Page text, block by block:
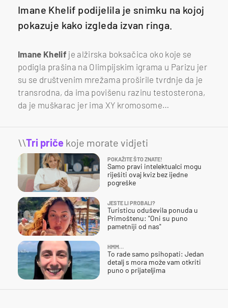
Imane Khelif podijelila je snimku na kojoj
pokazuje kako izgleda izvan ringa.
Imane Khelif je alžirska boksačica oko koje se
podigla prašina na Olimpijskim igrama u Parizu jer
su se društvenim mrežama proširile tvrdnje da je
transrodna, da ima povišenu razinu testosterona,
da je muškarac jer ima XY kromosome…
\\Tri priče koje morate vidjeti
POKAŽITE ŠTO ZNATE!
Samo pravi intelektualci mogu
riješiti ovaj kviz bez ijedne
pogreške
JESTE LI PROBALI?
Turisticu oduševila ponuda u
Primoštenu: "Oni su puno
pametniji od nas"
HMM…
To rade samo psihopati: Jedan
detalj s mora može vam otkriti
puno o prijateljima